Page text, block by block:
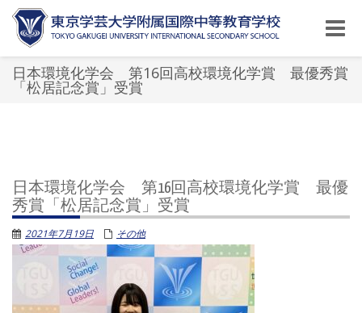
Toggle
日本環境化学会 第16回高校環境化学賞 最優秀賞
「松居記念賞」受賞
日本環境化学会 第16回高校環境化学賞 最優
秀賞「松居記念賞」受賞
2021年7月19日 その他